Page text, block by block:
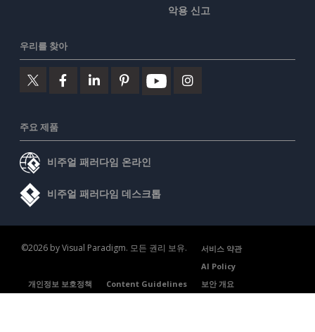
악용 신고
우리를 찾아
주요 제품
비주얼 패러다임 온라인
비주얼 패러다임 데스크톱
©2026 by Visual Paradigm. 모든 권리 보유.
서비스 약관
AI Policy
개인정보 보호정책
Content Guidelines 보안 개요